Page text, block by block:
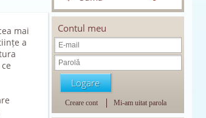
mai
a
Contul meu
Creare cont Mi-am uitat parola